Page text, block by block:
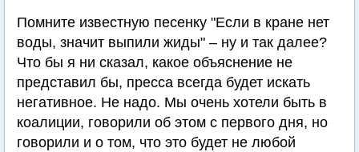
Помните известную песенку "Если в кране нет
воды, значит выпили жиды" – ну и так далее?
Что бы я ни сказал, какое объяснение не
представил бы, пресса всегда будет искать
негативное. Не надо. Мы очень хотели быть в
коалиции, говорили об этом с первого дня, но
говорили и о том, что это будет не любой